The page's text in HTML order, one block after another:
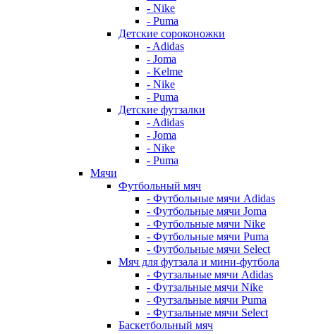
- Nike
- Puma
Детские сороконожки
- Adidas
- Joma
- Kelme
- Nike
- Puma
Детские футзалки
- Adidas
- Joma
- Nike
- Puma
Мячи
Футбольный мяч
- Футбольные мячи Adidas
- Футбольные мячи Joma
- Футбольные мячи Nike
- Футбольные мячи Puma
- Футбольные мячи Select
Мяч для футзала и мини-футбола
- Футзальные мячи Adidas
- Футзальные мячи Nike
- Футзальные мячи Puma
- Футзальные мячи Select
Баскетбольный мяч